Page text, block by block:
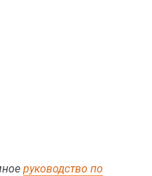
руководство по